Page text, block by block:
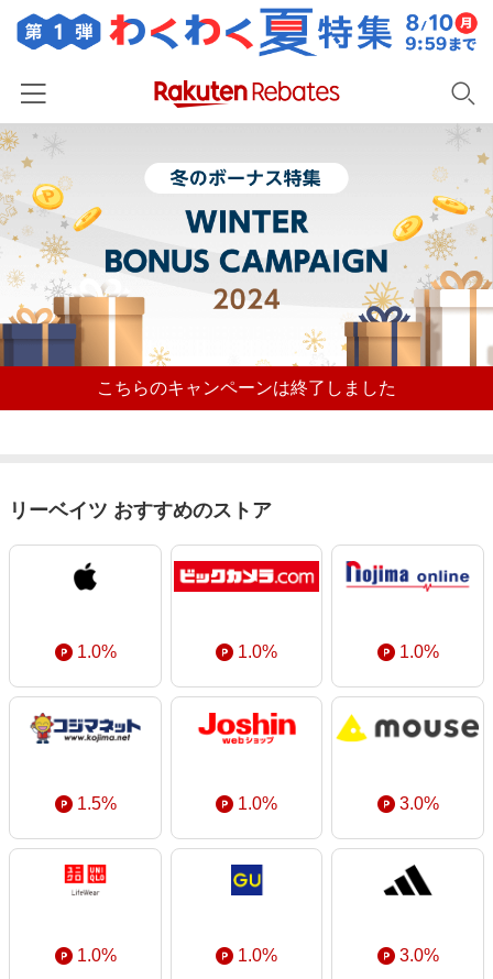
ホーム
カテゴリー一覧
百貨店・総合ECモール
ファッション・インナー・小物
食品・スイーツ・お酒
日用品・キッチン用品
コスメ・健康・医薬品
エンタメ
スポーツ・アウトドア・ゴルフ
インテリア・寝具
旅行・レジャー・ホテル予約
生活・お役立ち
金融・マネー・保険
ビジネス・その他サービス
イベント一覧
リーベイツ注目ストア
初回購入者限定特典
新着ストアのご紹介
楽天サービス特集
お中元特集2026
とことん買い物チャレンジ
Apple公式サイト×楽天カード分割払い
Qoo10メガポ
ヘルプ
こちらのキャンペーンは終了しました
リーベイツ おすすめのストア
1.0% 1.0% 1.0%
1.5% 1.0% 3.0%
1.0% 1.0% 3.0%